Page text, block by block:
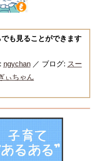
も見ることができます
ngychan／ ブログ: スー
ぃちゃん